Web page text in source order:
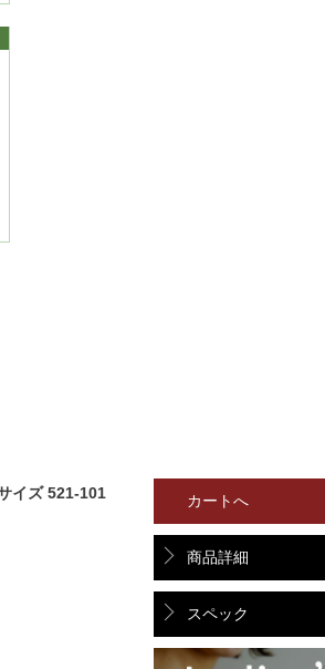
イズ 521-101
カートへ
商品詳細
スペック